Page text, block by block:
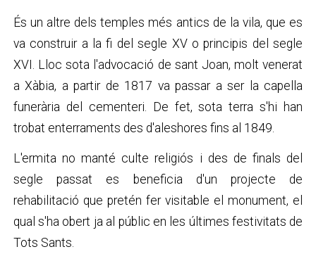
És un altre dels temples més antics de la vila, que es
va construir a la fi del segle XV o principis del segle
XVI. Lloc sota l'advocació de sant Joan, molt venerat
a Xàbia, a partir de 1817 va passar a ser la capella
funerària del cementeri. De fet, sota terra s'hi han
trobat enterraments des d'aleshores fins al 1849.
L'ermita no manté culte religiós i des de finals del
segle passat es beneficia d'un projecte de
rehabilitació que pretén fer visitable el monument, el
qual s'ha obert ja al públic en les últimes festivitats de
Tots Sants.